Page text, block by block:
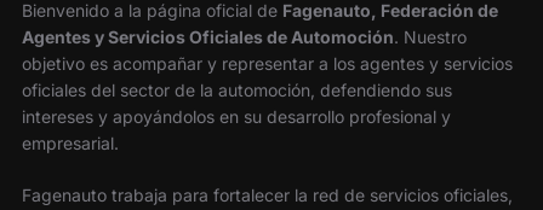
Bienvenido a la página oficial de Fagenauto, Federación de
Agentes y Servicios Oficiales de Automoción. Nuestro
objetivo es acompañar y representar a los agentes y servicios
oficiales del sector de la automoción, defendiendo sus
intereses y apoyándolos en su desarrollo profesional y
empresarial.
Fagenauto trabaja para fortalecer la red de servicios oficiales,